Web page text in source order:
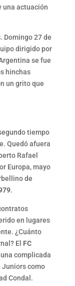
una actuación
. Domingo 27 de
dirigido por
se fue
hinchas
un grito que
tiempo
Quedó afuera
Rafael
Europa, mayo
de
.
en lugares
¿Cuánto
El FC
complicada
Juniors como
Condal.